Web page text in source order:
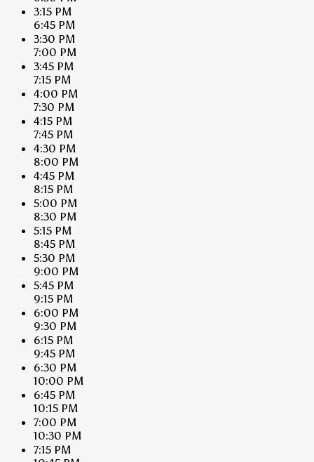
3:15 PM
6:45 PM
3:30 PM
7:00 PM
3:45 PM
7:15 PM
4:00 PM
7:30 PM
4:15 PM
7:45 PM
4:30 PM
8:00 PM
4:45 PM
8:15 PM
5:00 PM
8:30 PM
5:15 PM
8:45 PM
5:30 PM
9:00 PM
5:45 PM
9:15 PM
6:00 PM
9:30 PM
6:15 PM
9:45 PM
6:30 PM
10:00 PM
6:45 PM
10:15 PM
7:00 PM
10:30 PM
7:15 PM